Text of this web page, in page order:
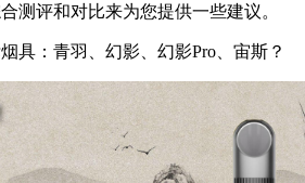
测评和对比来为您提供一些建议。
具：青羽、幻影、幻影Pro、宙斯？